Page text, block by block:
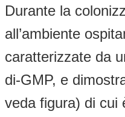
Durante la
all’ambiente
caratterizzate da
di-GMP, e
veda figura) di cui